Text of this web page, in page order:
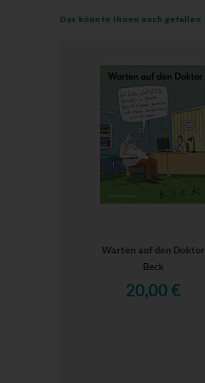
Das könnte Ihnen auch gefallen
Warten auf den Doktor
Beck
20,00 €